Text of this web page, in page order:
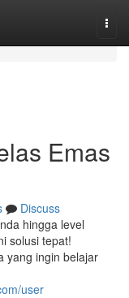
Emas
Discuss
hingga level
solusi tepat!
yang ingin belajar
user